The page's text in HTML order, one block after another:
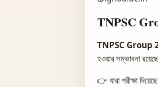
TNPSC
TNPSC Group 2
হওয়ার সম্ভাবনা
👉 যারা পরীক্ষা